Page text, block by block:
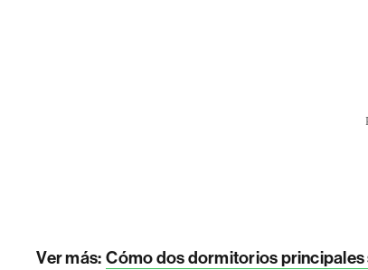
Ver más: Cómo dos dormitorios principales